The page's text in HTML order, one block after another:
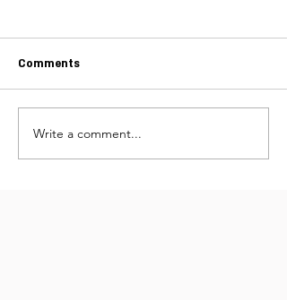
ארוחה מפנקת במחבת
Comments
Write a comment...